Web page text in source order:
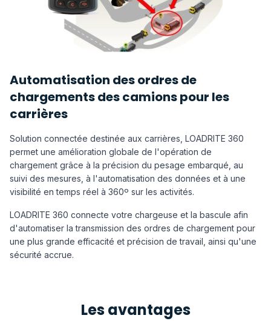
Automatisation des ordres de
chargements des camions pour les
carrières
Solution connectée destinée aux carrières, LOADRITE 360
permet une amélioration globale de l'opération de
chargement grâce à la précision du pesage embarqué, au
suivi des mesures, à l'automatisation des données et à une
visibilité en temps réel à 360º sur les activités.
LOADRITE 360 connecte votre chargeuse et la bascule afin
d'automatiser la transmission des ordres de chargement pour
une plus grande efficacité et précision de travail, ainsi qu'une
sécurité accrue.
Les avantages